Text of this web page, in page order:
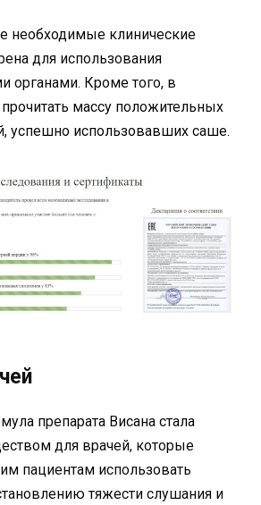
необходимые клинические
для использования
органами. Кроме того, в
массу положительных
успешно использовавших саше.
препарата Висана стала
для врачей, которые
пациентам использовать
тяжести слушания и